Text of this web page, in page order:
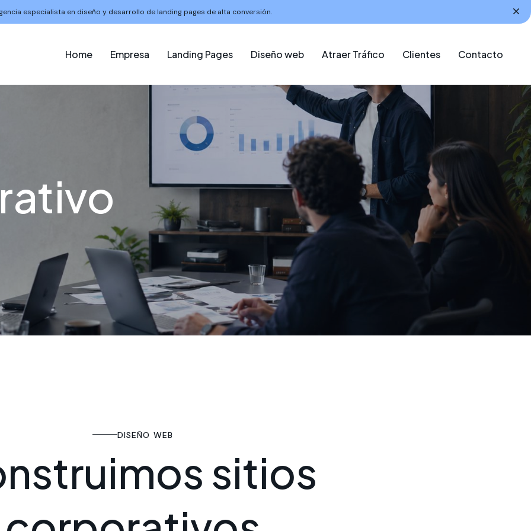
especialista en diseño y desarrollo de landing pages de alta conversión.
Home Empresa Landing Pages Diseño web Atraer Tráfico Clientes Contacto
DISEÑO WEB
nstruimos sitios